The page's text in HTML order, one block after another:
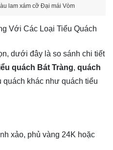
lam xám cỡ Đại mái Vòm
Với Các Loại Tiểu Quách
dưới đây là so sánh chi tiết
quách Bát Tràng, quách
quách khác như quách tiểu
xảo, phủ vàng 24K hoặc